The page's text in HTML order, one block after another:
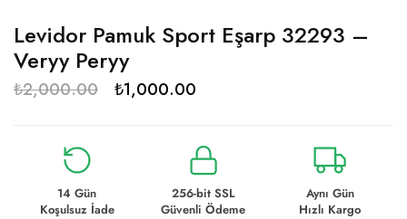
Levidor Pamuk Sport Eşarp 32293 –
Veryy Peryy
₺2,000.00 ₺1,000.00
14 Gün
Koşulsuz İade
256-bit SSL
Güvenli Ödeme
Aynı Gün
Hızlı Kargo